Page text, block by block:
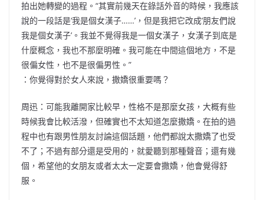
拍出她轉變的過程。“其實前幾天在錄話外音的時候，我應該
說的一段話是‘我是個女漢子……’，但是我把它改成‘朋友們說
我是個女漢子’。我並不覺得我是一個女漢子，女漢子到底是
什麼概念，我也不那麼明確。我可能在中間這個地方，不是
很偏女性，也不是很偏男性。”
：你覺得對於女人來說，撒嬌很重要嗎？
周迅：可能我離開家比較早，性格不是那麼女孩，大概有些
時候我會比較活潑，但確實也不太知道怎麼撒嬌。在拍的過
程中也有跟男性朋友討論這個話題，他們都說太撒嬌了也受
不了；不過有部分還是受用的，就愛聽到那種聲音；還有幾
個，希望他的女朋友或者太太一定要會撒嬌，他會覺得舒
服。